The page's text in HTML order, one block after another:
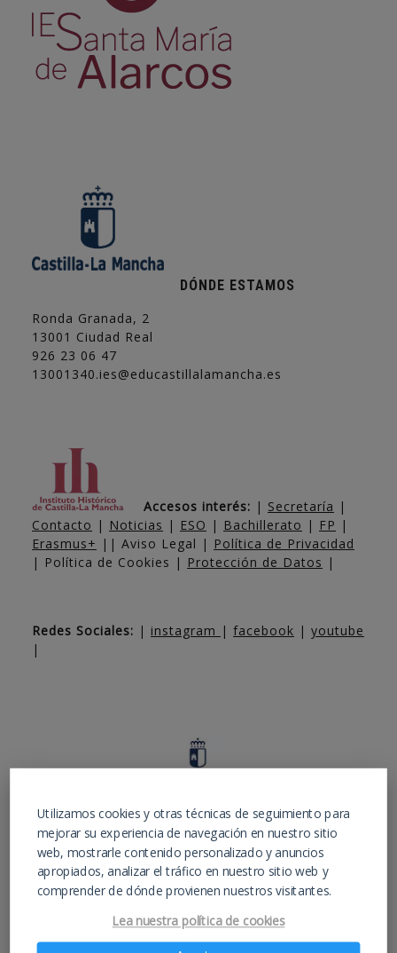
DÓNDE ESTAMOS
Ronda Granada, 2
13001 Ciudad Real
926 23 06 47
13001340.ies@educastillalamancha.es
Accesos interés: | Secretaría |
Contacto | Noticias | ESO | Bachillerato | FP |
Erasmus+ || Aviso Legal | Política de Privacidad
| Política de Cookies | Protección de Datos |
Redes Sociales: | instagram | facebook | youtube
|
Utilizamos cookies y otras técnicas de seguimiento para
mejorar su experiencia de navegación en nuestro sitio
web, mostrarle contenido personalizado y anuncios
apropiados, analizar el tráfico en nuestro sitio web y
comprender de dónde provienen nuestros visitantes.
Lea nuestra política de cookies